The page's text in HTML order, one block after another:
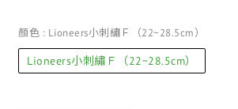
顏色 : Lioneers小刺繡Ｆ（22~28.5cm）
Lioneers小刺繡Ｆ（22~28.5cm）